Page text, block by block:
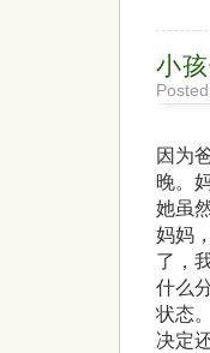
小
因为
晚。
她虽
妈妈
了，
什么
状态
决定